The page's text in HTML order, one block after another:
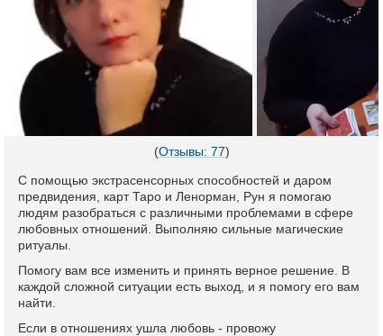
(Отзывы: 77)
С помощью экстрасенсорных способностей и даром
предвидения, карт Таро и Ленорман, Рун я помогаю
людям разобраться с различными проблемами в сфере
любовных отношений. Выполняю сильные магические
ритуалы.
Помогу вам все изменить и принять верное решение. В
каждой сложной ситуации есть выход, и я помогу его вам
найти.
Если в отношениях ушла любовь - провожу